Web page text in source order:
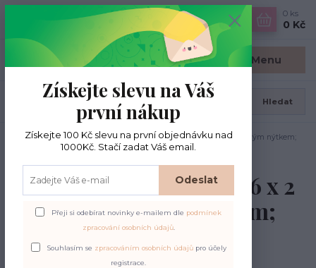
Menu
CZK
Hledat
0 ks
0 Kč
Úvod Kožené štítky
Kožený štítek/nášivka 6 x 2 cm s kovovým nýtkem;
hnědý
Kožený štítek/nášivka 6 x 2
cm s kovovým nýtkem;
hnědý
Získejte slevu na Váš
první nákup
Získejte 100 Kč slevu na první objednávku nad
1000Kč. Stačí zadat Váš email.
Odeslat
Přeji si odebírat novinky e-mailem dle podmínek
zpracování osobních údajů.
Souhlasím se zpracováním osobních údajůpro účely
registrace.